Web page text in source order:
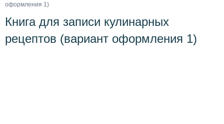
оформления 1)
Книга для записи кулинарных
рецептов (вариант оформления 1)